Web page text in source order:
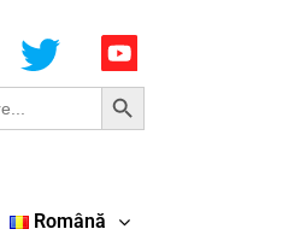
Search Button
Română